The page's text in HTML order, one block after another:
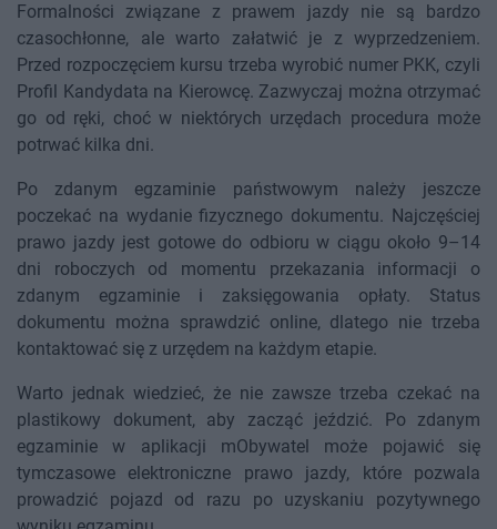
Formalności związane z prawem jazdy nie są bardzo
czasochłonne, ale warto załatwić je z wyprzedzeniem.
Przed rozpoczęciem kursu trzeba wyrobić numer PKK, czyli
Profil Kandydata na Kierowcę. Zazwyczaj można otrzymać
go od ręki, choć w niektórych urzędach procedura może
potrwać kilka dni.
Po zdanym egzaminie państwowym należy jeszcze
poczekać na wydanie fizycznego dokumentu. Najczęściej
prawo jazdy jest gotowe do odbioru w ciągu około 9–14
dni roboczych od momentu przekazania informacji o
zdanym egzaminie i zaksięgowania opłaty. Status
dokumentu można sprawdzić online, dlatego nie trzeba
kontaktować się z urzędem na każdym etapie.
Warto jednak wiedzieć, że nie zawsze trzeba czekać na
plastikowy dokument, aby zacząć jeździć. Po zdanym
egzaminie w aplikacji mObywatel może pojawić się
tymczasowe elektroniczne prawo jazdy, które pozwala
prowadzić pojazd od razu po uzyskaniu pozytywnego